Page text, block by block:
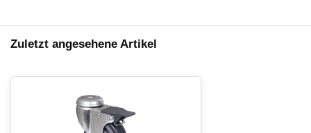
Zuletzt angesehene Artikel